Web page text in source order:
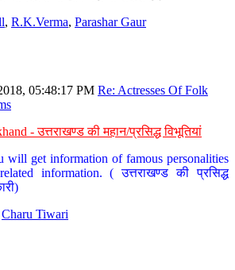
, R.K.Verma, Parashar Gaur
05:48:17 PM Re: Actresses Of Folk
- उत्तराखण्ड की महान/प्रसिद्ध विभूतियां
will get information of famous personalities
information. ( उत्तराखण्ड की प्रसिद्ध
Charu Tiwari